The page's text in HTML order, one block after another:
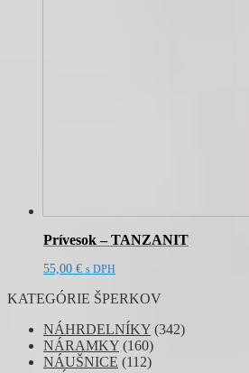
Prívesok – TANZANIT
55,00 € s DPH
KATEGÓRIE ŠPERKOV
NÁHRDELNÍKY (342)
NÁRAMKY (160)
NÁUŠNICE (112)